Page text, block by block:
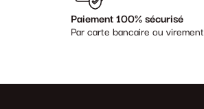
Paiement 100% sécurisé
Par carte bancaire ou virement